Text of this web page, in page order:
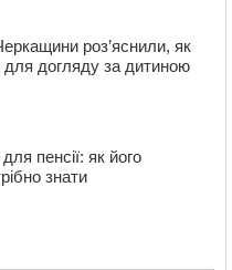
роз’яснили, як
догляду за дитиною
пенсії: як його
знати